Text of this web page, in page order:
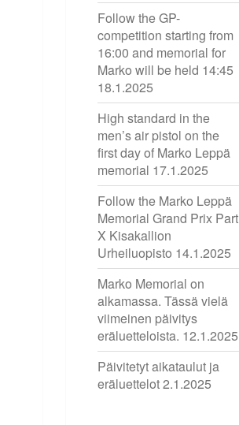
Follow the GP-
competition starting from
16:00 and memorial for
Marko will be held 14:45
18.1.2025
High standard in the
men’s air pistol on the
first day of Marko Leppä
memorial 17.1.2025
Follow the Marko Leppä
Memorial Grand Prix Part
X Kisakallion
Urheiluopisto 14.1.2025
Marko Memorial on
alkamassa. Tässä vielä
viimeinen päivitys
eräluetteloista. 12.1.2025
Päivitetyt aikataulut ja
eräluettelot2.1.2025